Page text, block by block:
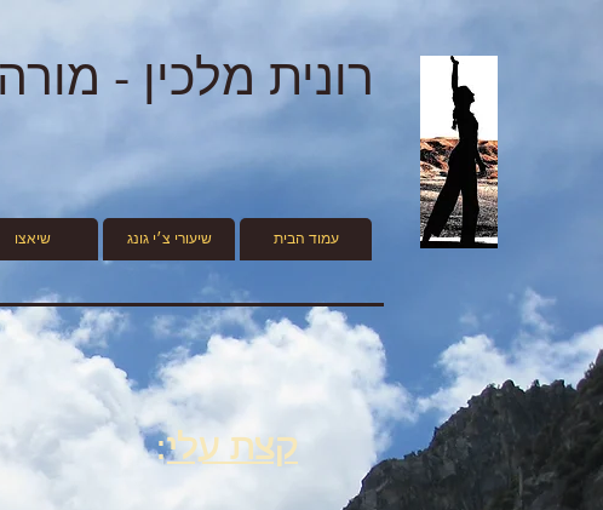
רונית מלכין -
שיאצו שיעורי צ׳י גונג עמוד הבית
קצת עלי: